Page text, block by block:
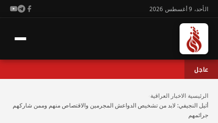
الأحد، 9 أغسطس 2026
عاجل
الرئيسية الاخبار العراقية
أثيل النجيفي: لابد من تشخيص الدواعش المجرمين والاقتصاص منهم وممن شاركهم
جرائمهم